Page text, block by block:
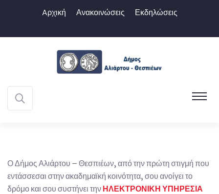
Aρχική Ανακοινώσεις Εκδηλώσεις
Ο Δήμος Αλιάρτου – Θεσπιέων, από την πρώτη στιγμή που
εντάσσεσαι στην ακαδημαϊκή κοινότητα, σου ανοίγει το
δρόμο και σου συστήνει την ΗΛΕΚΤΡΟΝΙΚΗ ΥΠΗΡΕΣΙΑ